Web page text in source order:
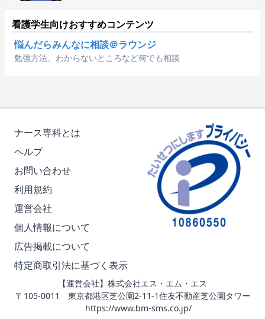
看護学生向けおすすめコンテンツ
悩んだらみんなに相談＠ラウンジ
勉強方法、わからないところなど何でも相談
ナース専科とは
ヘルプ
お問い合わせ
利用規約
運営会社
個人情報について
広告掲載について
特定商取引法に基づく表示
【運営会社】株式会社エス・エム・エス
〒105-0011 東京都港区芝公園2-11-1住友不動産芝公園タワー
https://www.bm-sms.co.jp/